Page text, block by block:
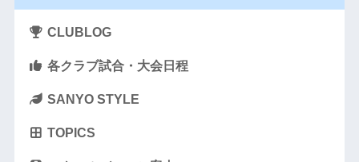
CLUBLOG
各クラブ試合・大会日程
SANYO STYLE
TOPICS